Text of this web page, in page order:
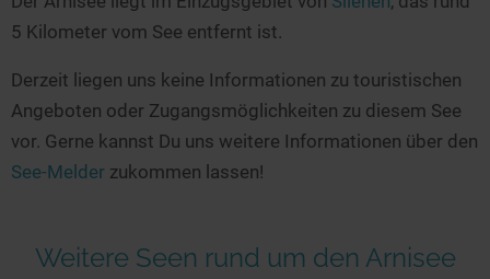
Glamping
Seen in Europa
Österreich
Schweiz
Frankreich
Niederlande
alle Länder…
5 Kilometer vom See entfernt ist.
Derzeit liegen uns keine Informationen zu touristischen
Angeboten oder Zugangsmöglichkeiten zu diesem See
vor. Gerne kannst Du uns weitere Informationen über den
See-Melder zukommen lassen!
Weitere Seen rund um den Arnisee